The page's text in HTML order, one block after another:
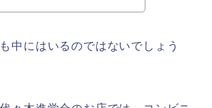
中にはいるのではないでしょう